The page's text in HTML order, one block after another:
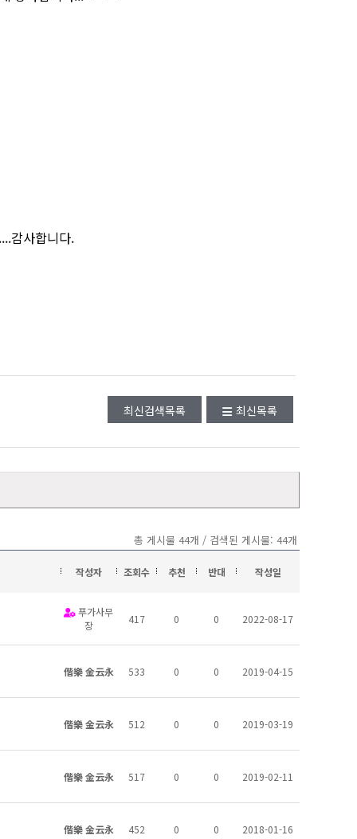
감사합니다.
최신검색목록 최신목록
총 게시물 44개 / 검색된 게시물: 44개
작성자 조회수 추천 반대 작성일
푸가사무
장
417 0 0 2022-08-17
偕樂 金云永 533 0 0 2019-04-15
偕樂 金云永 512 0 0 2019-03-19
偕樂 金云永 517 0 0 2019-02-11
偕樂 金云永 452 0 0 2018-01-16